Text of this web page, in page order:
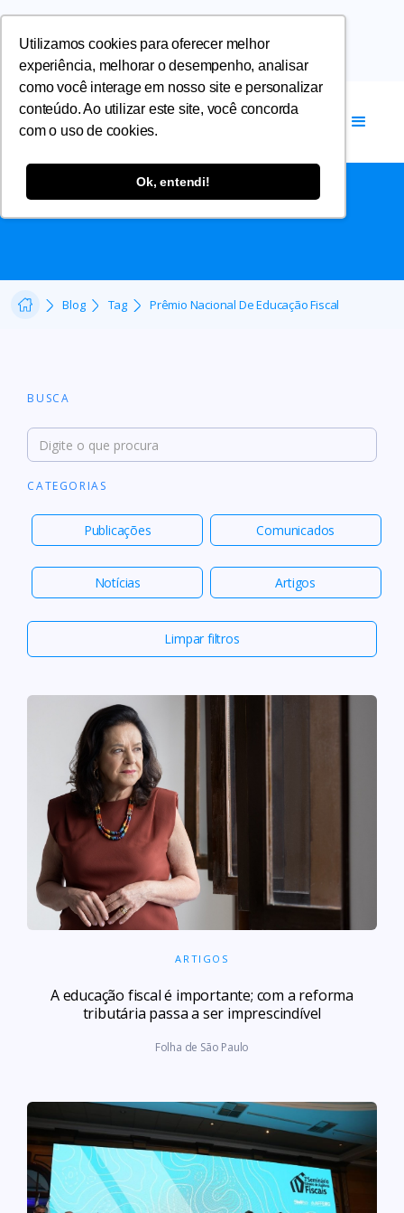
Utilizamos cookies para oferecer melhor
experiência, melhorar o desempenho, analisar
como você interage em nosso site e personalizar
conteúdo. Ao utilizar este site, você concorda
com o uso de cookies.
Ok, entendi!
PRÊMIO NACIONAL DE
EDUCAÇÃO FISCAL
Blog Tag Prêmio Nacional De Educação Fiscal
ARTIGOS
A educação fiscal é importante; com a reforma
tributária passa a ser imprescindível
Folha de São Paulo
BUSCA
CATEGORIAS
Publicações Comunicados
Notícias Artigos
Limpar filtros